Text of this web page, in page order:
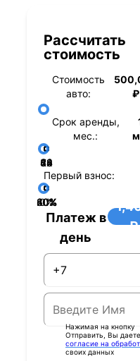
Рассчитать
стоимость
Стоимость
авто:
₽
Срок аренды,
мес.:
12
24
36
48
60
72
84
Первый взнос:
0%
20%
40%
60%
80%
Платеж в
день
₽
Нажимая на кнопку
Отправить, Вы даете
согласие на
своих данных